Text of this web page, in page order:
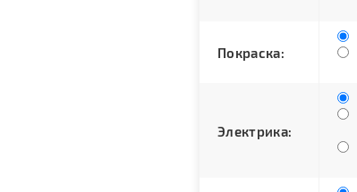
Покраска:
Электрика: